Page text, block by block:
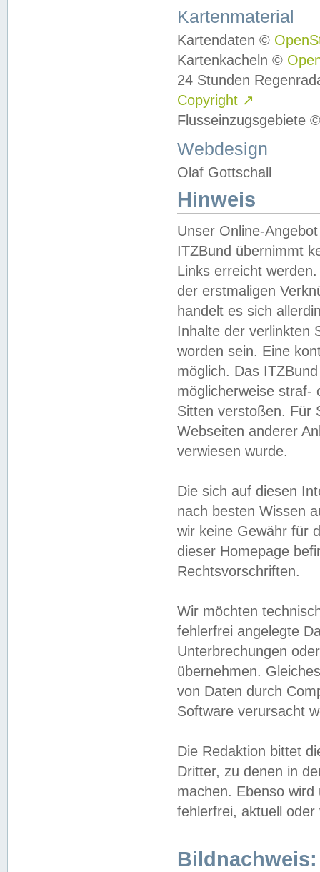
Kartenmaterial
Kartendaten ©
Kartenkacheln ©
24 Stunden
Copyright ↗
Flusseinzugsgebiete
Webdesign
Olaf Gottschall
Hinweis
Unser Online-
ITZBund übernimmt
Links erreicht
der erstmaligen
handelt es sich
Inhalte der verlinkten
worden sein. Eine
möglich. Das
möglicherweise straf-
Sitten verstoßen. Für
Webseiten anderer
verwiesen wurde.
Die sich auf diesen
nach besten Wissen
wir keine Gewähr für
dieser Homepage
Rechtsvorschriften.
Wir möchten
fehlerfrei angelegte
Unterbrechungen
übernehmen.
von Daten durch
Software verursacht
Die Redaktion bittet
Dritter, zu denen in
machen. Ebenso
fehlerfrei, aktuell oder
Bildnachweis: